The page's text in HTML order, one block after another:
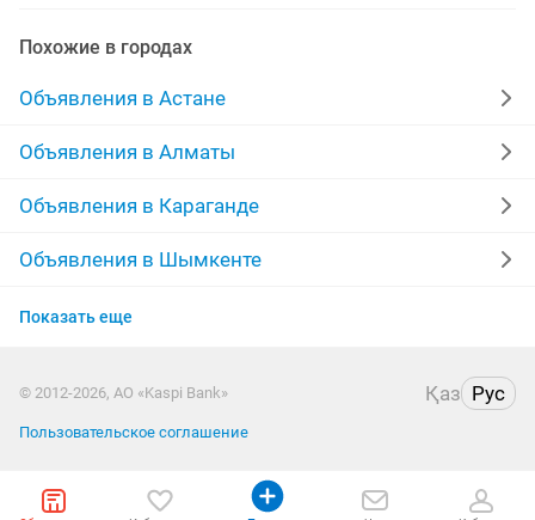
ищем активных менеджеров
ищем специалиста обучению
ищем торговых представителей
ищем кассир кассирша ищем семью для
ищем сотрудника пункт
Похожие в городах
Объявления в Астане
Объявления в Алматы
Объявления в Караганде
Объявления в Шымкенте
Объявления в Актобе
Объявления в Таразе
Объявления в Павлодаре
Показать еще
© 2012-2026, АО «Kaspi Bank» Қаз Рус
Пользовательское соглашение